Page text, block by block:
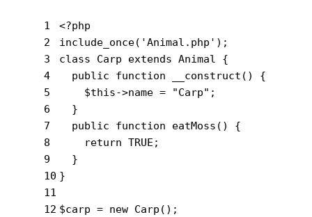
1
2
3
4
5
6
7
8
9
10
11
12
<?php
include_once( 'Animal.php' );
class
Carp extends Animal
{
public
function __construct ()
{
    $this->name =
"Carp" ;
  }
public
function eatMoss ()
{
return TRUE ;
  }
}
$carp = new Carp();